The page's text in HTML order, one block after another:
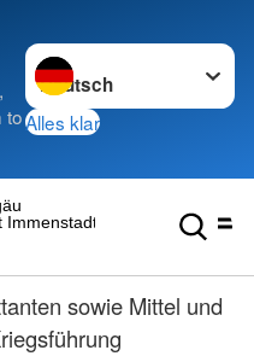
to
Sprache wechseln zu
Alles klar
Immenstadt